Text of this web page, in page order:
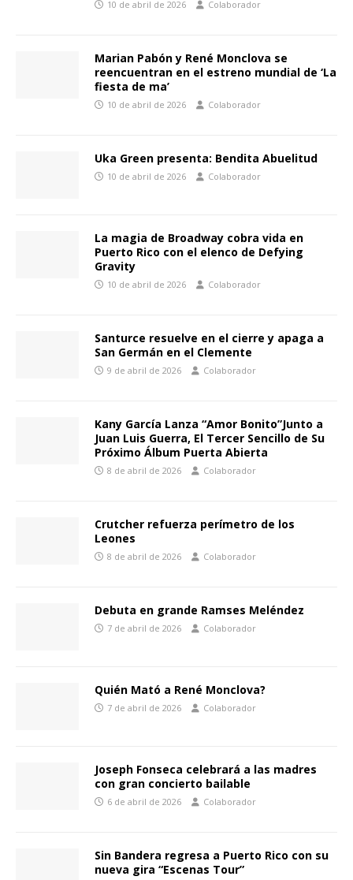
10 de abril de 2026 Colaborador
Marian Pabón y René Monclova se
reencuentran en el estreno mundial de ‘La
fiesta de ma’
10 de abril de 2026 Colaborador
Uka Green presenta: Bendita Abuelitud
10 de abril de 2026 Colaborador
La magia de Broadway cobra vida en
Puerto Rico con el elenco de Defying
Gravity
10 de abril de 2026 Colaborador
Santurce resuelve en el cierre y apaga a
San Germán en el Clemente
9 de abril de 2026 Colaborador
Kany García Lanza “Amor Bonito”Junto a
Juan Luis Guerra, El Tercer Sencillo de Su
Próximo Álbum Puerta Abierta
8 de abril de 2026 Colaborador
Crutcher refuerza perímetro de los
Leones
8 de abril de 2026 Colaborador
Debuta en grande Ramses Meléndez
7 de abril de 2026 Colaborador
Quién Mató a René Monclova?
7 de abril de 2026 Colaborador
Joseph Fonseca celebrará a las madres
con gran concierto bailable
6 de abril de 2026 Colaborador
Sin Bandera regresa a Puerto Rico con su
nueva gira “Escenas Tour”